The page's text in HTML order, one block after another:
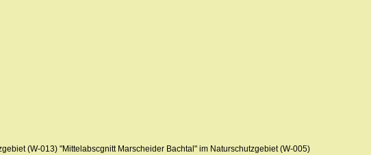
(W-013) "Mittelabscgnitt Marscheider Bachtal" im Naturschutzgebiet (W-005)